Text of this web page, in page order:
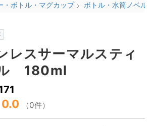
・ボトル・マグカップ ボトル・水筒ノベル
レスサーマルスティ
180ml
0.0 （0件）